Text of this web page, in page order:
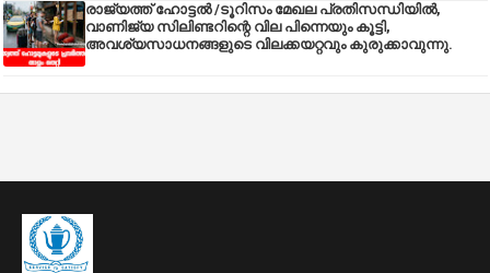
രാജ്യത്ത് ഹോട്ടൽ /ടൂറിസം മേഖല പ്രതിസന്ധിയിൽ,
വാണിജ്യ സിലിണ്ടറിന്റെ വില പിന്നെയും കൂട്ടി,
അവശ്യസാധനങ്ങളുടെ വിലക്കയറ്റവും കുരുക്കാവുന്നു.